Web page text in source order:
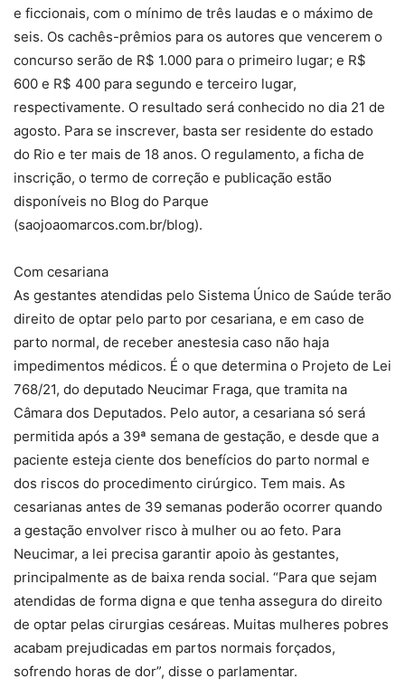
e ficcionais, com o mínimo de três laudas e o máximo de
seis. Os cachês-prêmios para os autores que vencerem o
concurso serão de R$ 1.000 para o primeiro lugar; e R$
600 e R$ 400 para segundo e terceiro lugar,
respectivamente. O resultado será conhecido no dia 21 de
agosto. Para se inscrever, basta ser residente do estado
do Rio e ter mais de 18 anos. O regulamento, a ficha de
inscrição, o termo de correção e publicação estão
disponíveis no Blog do Parque
(saojoaomarcos.com.br/blog).
Com cesariana
As gestantes atendidas pelo Sistema Único de Saúde terão
direito de optar pelo parto por cesariana, e em caso de
parto normal, de receber anestesia caso não haja
impedimentos médicos. É o que determina o Projeto de Lei
768/21, do deputado Neucimar Fraga, que tramita na
Câmara dos Deputados. Pelo autor, a cesariana só será
permitida após a 39ª semana de gestação, e desde que a
paciente esteja ciente dos benefícios do parto normal e
dos riscos do procedimento cirúrgico. Tem mais. As
cesarianas antes de 39 semanas poderão ocorrer quando
a gestação envolver risco à mulher ou ao feto. Para
Neucimar, a lei precisa garantir apoio às gestantes,
principalmente as de baixa renda social. “Para que sejam
atendidas de forma digna e que tenha assegura do direito
de optar pelas cirurgias cesáreas. Muitas mulheres pobres
acabam prejudicadas em partos normais forçados,
sofrendo horas de dor”, disse o parlamentar.